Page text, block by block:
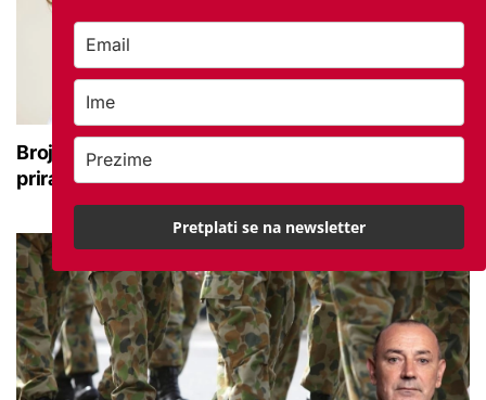
Broj rođenih raste dok broj umrlih pada: Prirodni
prirast svejedno je negativan
Pretplati se na newsletter